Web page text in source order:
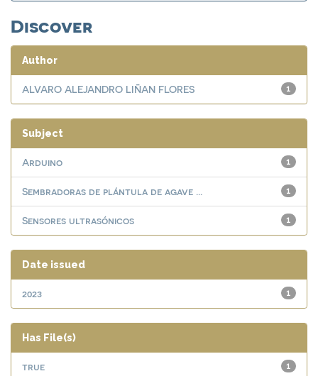
Discover
Author
1
ALVARO ALEJANDRO LIÑAN FLORES
Subject
1
Arduino
1
Sembradoras de plántula de agave ...
1
Sensores ultrasónicos
Date issued
1
2023
Has File(s)
1
true